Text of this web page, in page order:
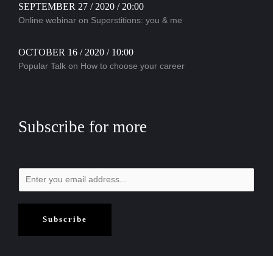
SEPTEMBER 27 / 2020 / 20:00
Online webinar on Superstitions: you & me
OCTOBER 16 / 2020 / 10:00
Popular Talk on How to choose your career
Subscribe for more
Subscribe